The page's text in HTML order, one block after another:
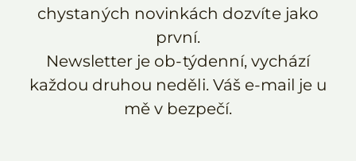
chystaných novinkách dozvíte jako
první.
Newsletter je ob-týdenní, vychází
každou druhou neděli. Váš e-mail je u
mě v bezpečí.